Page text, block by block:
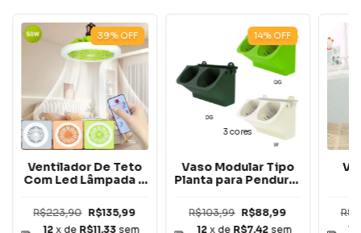
39% OFF
Ventilador De Teto
Com Led Lâmpada e
(1pc)
R$223,90 R$135,99
12 x de R$11,33 sem
14% OFF
3 cores
Vaso Modular Tipo
Planta para Pendurar
R$103,99 R$88,99
12 x de R$7,42 sem
12